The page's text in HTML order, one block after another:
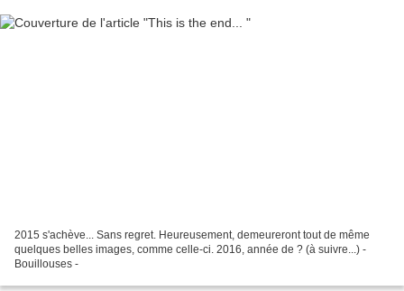
2015 s'achève... Sans regret. Heureusement, demeureront tout de même
quelques belles images, comme celle-ci. 2016, année de ? (à suivre...) -
Bouillouses -